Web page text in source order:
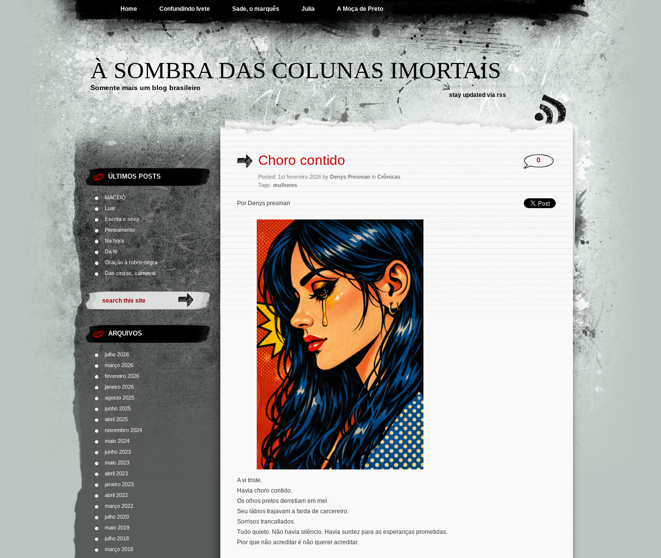
Home Confundindo Ivete Sade, o marquês Julia A Moça de Preto
À SOMBRA DAS COLUNAS IMORTAIS
Somente mais um blog brasileiro
stay updated viarss
ÚLTIMOS POSTS
MACEIÓ
Luar
Escrita e sexo
Pensamento
Na hora
Da fé
Oração à rubro-negra
Das cinzas, carnaval
ARQUIVOS
julho 2026
março 2026
fevereiro 2026
janeiro 2026
agosto 2025
junho 2025
abril 2025
novembro 2024
maio 2024
junho 2023
maio 2023
abril 2023
janeiro 2023
abril 2022
março 2022
julho 2020
maio 2019
julho 2018
março 2016
Choro contido
Posted: 1st fevereiro 2026 by Denys Presman in Crônicas
Tags: mulheres
0
Por Denys presman
A vi triste.
Havia choro contido.
Os olhos pretos derretiam em mel.
Seu lábios trajavam a farda de carcereiro.
Sorrisos trancafiados.
Tudo quieto. Não havia silêncio. Havia surdez para as esperanças prometidas.
Pior que não acreditar é não querer acreditar.